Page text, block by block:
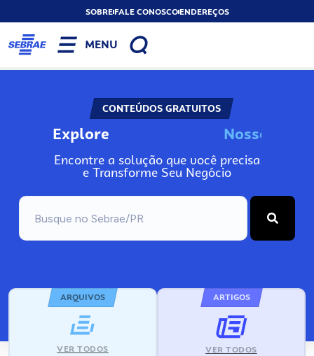
SOBREFALE CONOSCOENDEREÇOS
MENU
CONTEÚDOS GRATUITOS
Explore No
Encontre a solução que você precisa
e Transforme Seu Negócio
ARQUIVOS
VER TODOS
ARTIGOS
VER TODOS